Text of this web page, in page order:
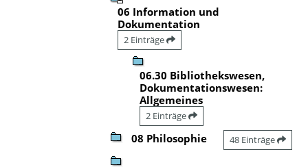
06 Information und
Dokumentation
2 Einträge
06.30 Bibliothekswesen,
Dokumentationswesen:
Allgemeines
2 Einträge
08 Philosophie 48 Einträge